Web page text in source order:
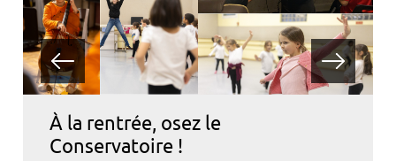
À la rentrée, osez le
Conservatoire !